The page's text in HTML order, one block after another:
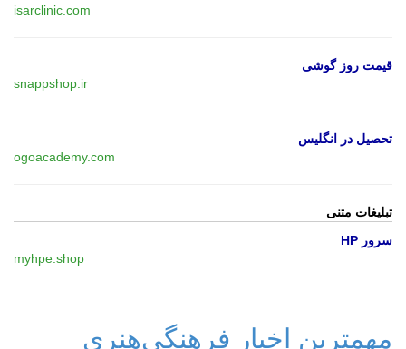
isarclinic.com
قیمت روز گوشی
snappshop.ir
تحصیل در انگلیس
ogoacademy.com
تبلیغات متنی
سرور HP
myhpe.shop
مهمترین اخبار فرهنگی‌هنری